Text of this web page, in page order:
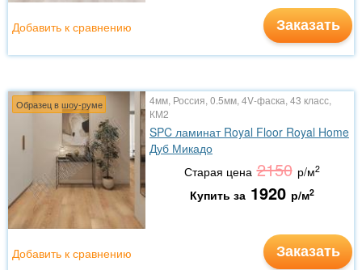
Заказать
Добавить к сравнению
Образец в шоу-руме
4мм, Россия, 0.5мм, 4V-фаска, 43 класс,
КМ2
SPC ламинат Royal Floor Royal Home
Дуб Микадо
Старая цена 2150 р/м2
Купить за 1920 р/м2
Заказать
Добавить к сравнению